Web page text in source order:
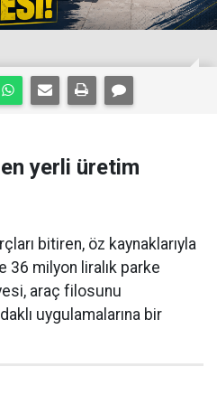
yerli üretim
bitiren, öz kaynaklarıyla
36 milyon liralık parke
araç filosunu
uygulamalarına bir